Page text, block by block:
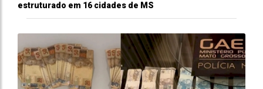
estruturado em 16 cidades de MS